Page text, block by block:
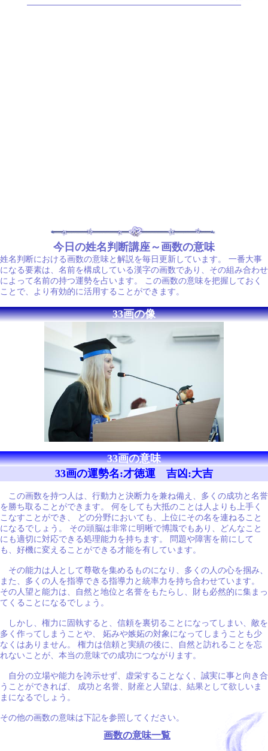
今日の姓名判断講座～画数の意味
姓名判断における画数の意味と解説を毎日更新しています。 一番大事
になる要素は、名前を構成している漢字の画数であり、その組み合わせ
によって名前の持つ運勢を占います。 この画数の意味を把握しておく
ことで、より有効的に活用することができます。
33画の像
33画の意味
33画の運勢名:才徳運 吉凶:大吉
この画数を持つ人は、行動力と決断力を兼ね備え、多くの成功と名誉
を勝ち取ることができます。 何をしても大抵のことは人よりも上手く
こなすことができ、 どの分野においても、上位にその名を連ねること
になるでしょう。 その頭脳は非常に明晰で博識でもあり、どんなこと
にも適切に対応できる処理能力を持ちます。 問題や障害を前にして
も、好機に変えることができる才能を有しています。
その能力は人として尊敬を集めるものになり、多くの人の心を掴み、
また、多くの人を指導できる指導力と統率力を持ち合わせています。
その人望と能力は、自然と地位と名誉をもたらし、財も必然的に集まっ
てくることになるでしょう。
しかし、権力に固執すると、信頼を裏切ることになってしまい、敵を
多く作ってしまうことや、 妬みや嫉妬の対象になってしまうことも少
なくはありません。 権力は信頼と実績の後に、自然と訪れることを忘
れないことが、本当の意味での成功につながります。
自分の立場や能力を誇示せず、虚栄することなく、誠実に事と向き合
うことができれば、 成功と名誉、財産と人望は、結果として欲しいま
まになるでしょう。
その他の画数の意味は下記を参照してください。
画数の意味一覧